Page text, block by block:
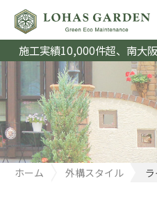
施工実績10,000件超、南大
ホーム 外構スタイル